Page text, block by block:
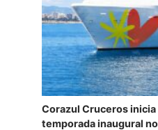
Corazul Cruceros
temporada inaugural